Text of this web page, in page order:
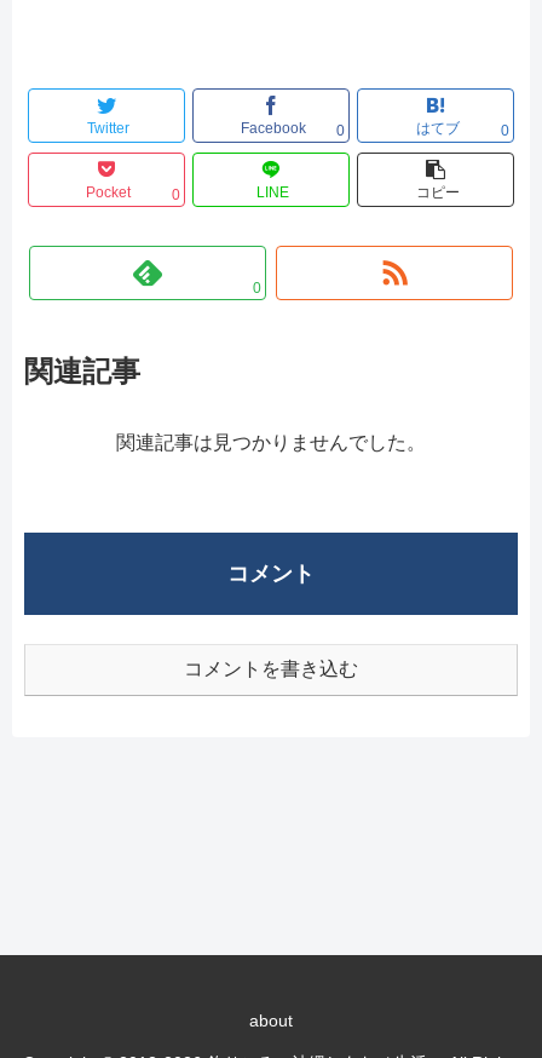
Twitter Facebook 0 はてブ 0
Pocket 0 LINE コピー
0
関連記事
関連記事は見つかりませんでした。
コメント
コメントを書き込む
about